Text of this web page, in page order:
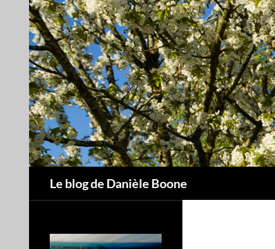
contenu
Le blog de Danièle Boone